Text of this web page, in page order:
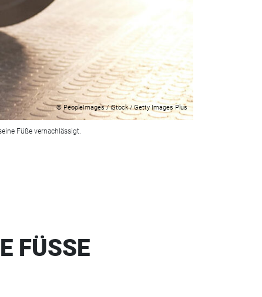
© PeopleImages / iStock / Getty Images Plus
Füße vernachlässigt.
FÜSSE